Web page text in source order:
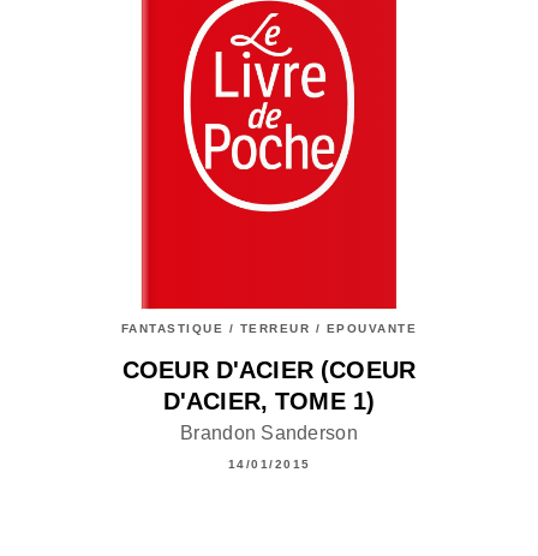
FANTASTIQUE / TERREUR / EPOUVANTE
COEUR D'ACIER (COEUR
D'ACIER, TOME 1)
Brandon Sanderson
14/01/2015